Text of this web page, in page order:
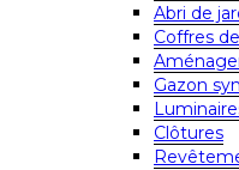
Abri de
Coffres
Gazon
Clôtures